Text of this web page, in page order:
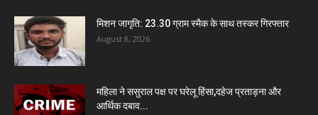
मिशन जागृति: 23.30 ग्राम स्मैक के साथ तस्कर गिरफ्तार
August 8, 2026
महिला ने ससुराल पक्ष पर घरेलू हिंसा,दहेज प्रताड़ना और
आर्थिक दबाव...